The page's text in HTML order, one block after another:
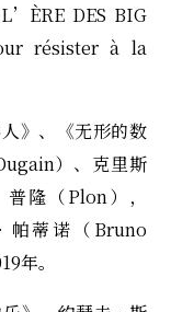
DES BIG
résister à la
》、《无形的数
）、克里斯
隆（Plon），
帕蒂诺（Bruno
年。